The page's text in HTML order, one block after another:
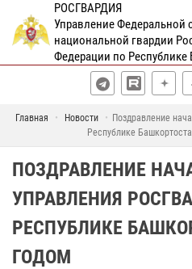
РОСГВАРДИЯ
Управление Федеральной
национальной гвардии
Федерации по Республике
Главная Новости
Поздравление
Республике
ПОЗДРАВЛЕНИЕ
УПРАВЛЕНИЯ
РЕСПУБЛИКЕ
ГОДОМ